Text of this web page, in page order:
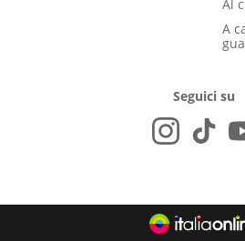
Al
A
Seguici su